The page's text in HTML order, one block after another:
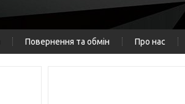
Повернення та обмін Про нас